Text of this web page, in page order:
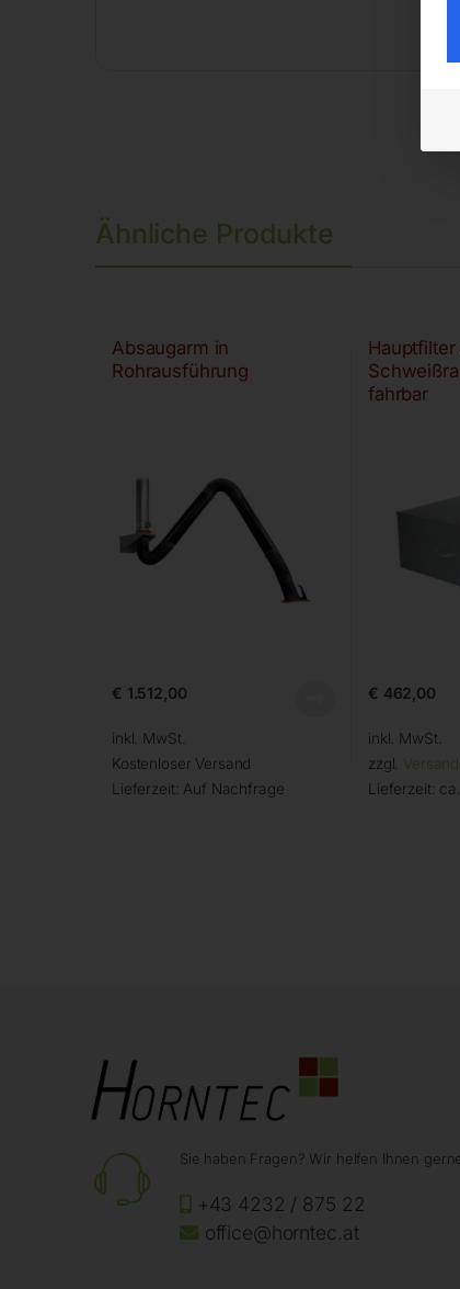
Ähnliche Produkte
Absaugarm in
Rohrausführung
€ 1.512,00
inkl. MwSt.
Kostenloser Versand
Lieferzeit: Auf Nachfrage
Hauptfilter
fahrbar
€ 462,00
inkl. MwSt.
zzgl.
Lieferzeit:
Sie haben Fragen? Wir helfen Ihnen
+43 4232 / 875 22
office@horntec.at